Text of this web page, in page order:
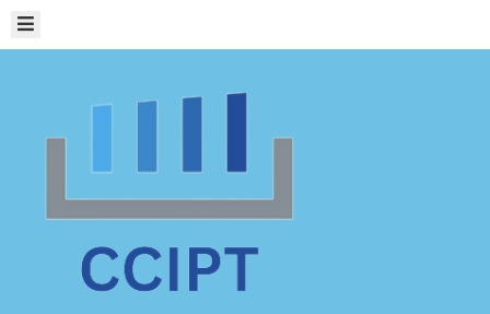
FUNCȚIONARE
INFRASTRUCTURA